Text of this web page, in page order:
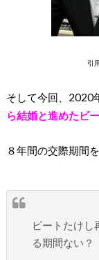
引
そして今回、2020
ら結婚と進めたビ
８年間の交際期間
ビートたけし
る期間ない？